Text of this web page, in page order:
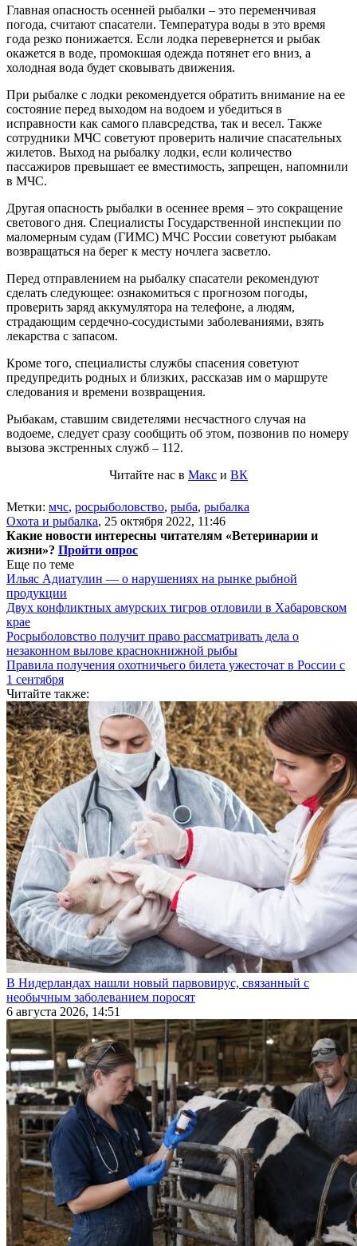
Главная опасность осенней рыбалки – это переменчивая
погода, считают спасатели. Температура воды в это время
года резко понижается. Если лодка перевернется и рыбак
окажется в воде, промокшая одежда потянет его вниз, а
холодная вода будет сковывать движения.
При рыбалке с лодки рекомендуется обратить внимание на ее
состояние перед выходом на водоем и убедиться в
исправности как самого плавсредства, так и весел. Также
сотрудники МЧС советуют проверить наличие спасательных
жилетов. Выход на рыбалку лодки, если количество
пассажиров превышает ее вместимость, запрещен, напомнили
в МЧС.
Другая опасность рыбалки в осеннее время – это сокращение
светового дня. Специалисты Государственной инспекции по
маломерным судам (ГИМС) МЧС России советуют рыбакам
возвращаться на берег к месту ночлега засветло.
Перед отправлением на рыбалку спасатели рекомендуют
сделать следующее: ознакомиться с прогнозом погоды,
проверить заряд аккумулятора на телефоне, а людям,
страдающим сердечно-сосудистыми заболеваниями, взять
лекарства с запасом.
Кроме того, специалисты службы спасения советуют
предупредить родных и близких, рассказав им о маршруте
следования и времени возвращения.
Рыбакам, ставшим свидетелями несчастного случая на
водоеме, следует сразу сообщить об этом, позвонив по номеру
вызова экстренных служб – 112.
Читайте нас в Макс и ВК
Метки: мчс, росрыболовство, рыба, рыбалка
Охота и рыбалка, 25 октября 2022, 11:46
Какие новости интересны читателям «Ветеринарии и
жизни»? Пройти опрос
Еще по теме
Ильяс Адиатулин — о нарушениях на рынке рыбной
продукции
Двух конфликтных амурских тигров отловили в Хабаровском
крае
Росрыболовство получит право рассматривать дела о
незаконном вылове краснокнижной рыбы
Правила получения охотничьего билета ужесточат в России с
1 сентября
Читайте также:
В Нидерландах нашли новый парвовирус, связанный с
необычным заболеванием поросят
6 августа 2026, 14:51